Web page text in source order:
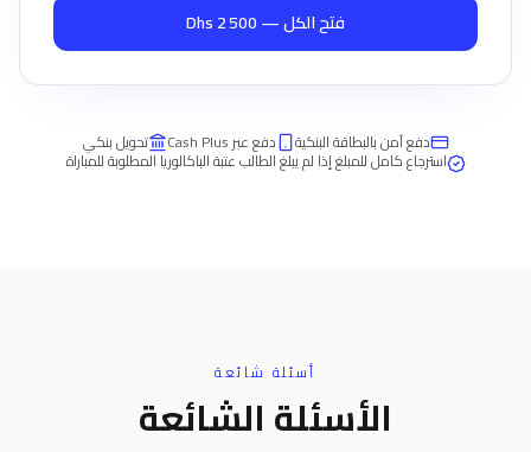
فتح الكل — 2 500 Dhs
دفع آمن بالبطاقة البنكية دفع عبر Cash Plus تحويل بنكي
استرجاع كامل للمبلغ إذا لم يبلغ الطالب عتبة الباكالوريا المطلوبة للمباراة
أسئلة شائعة
الأسئلة الشائعة